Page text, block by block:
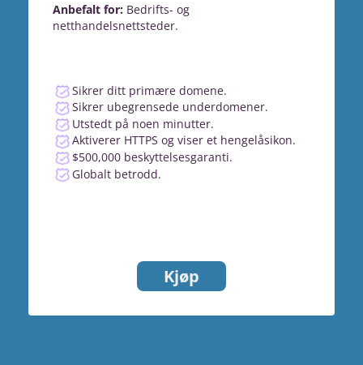
Anbefalt for: Bedrifts- og
netthandelsnettsteder.
Sikrer ditt primære domene.
Sikrer ubegrensede underdomener.
Utstedt på noen minutter.
Aktiverer HTTPS og viser et hengelåsikon.
$500,000 beskyttelsesgaranti.
Globalt betrodd.
Kjøp